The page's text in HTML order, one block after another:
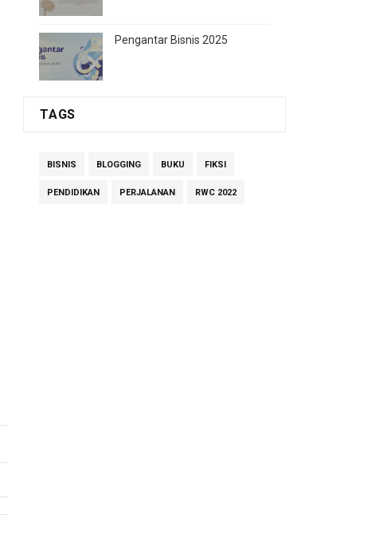
Pengantar Bisnis 2025
TAGS
BISNIS BLOGGING BUKU FIKSI
PENDIDIKAN PERJALANAN RWC 2022